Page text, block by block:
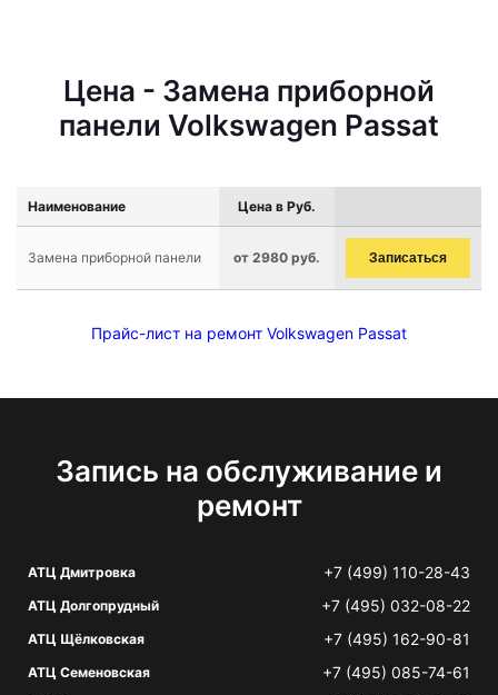
Цена - Замена приборной
панели Volkswagen Passat
Наименование Цена в Руб.
Замена приборной панели от 2980 руб. Записаться
Прайс-лист на ремонт Volkswagen Passat
Запись на обслуживание и
ремонт
АТЦ Дмитровка +7 (499) 110-28-43
АТЦ Долгопрудный +7 (495) 032-08-22
АТЦ Щёлковская +7 (495) 162-90-81
АТЦ Семеновская +7 (495) 085-74-61